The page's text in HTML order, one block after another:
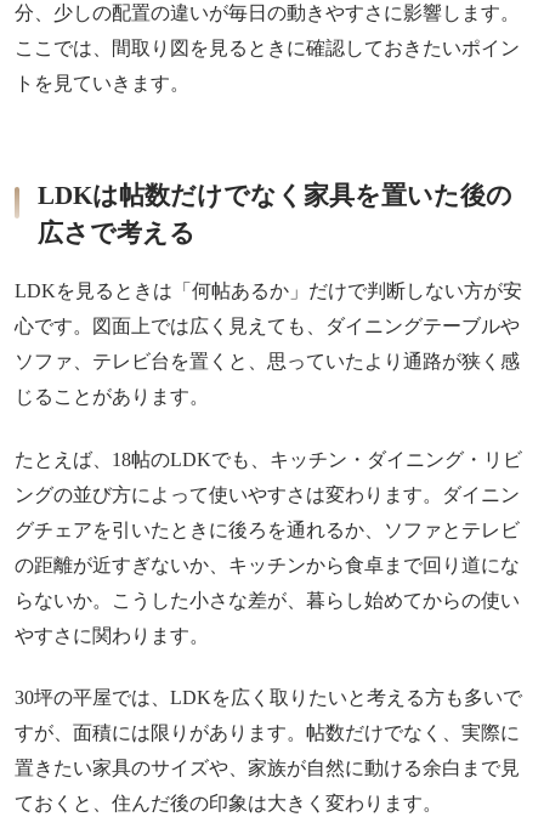
分、少しの配置の違いが毎日の動きやすさに影響します。
ここでは、間取り図を見るときに確認しておきたいポイン
トを見ていきます。
LDKは帖数だけでなく家具を置いた後の
広さで考える
LDKを見るときは「何帖あるか」だけで判断しない方が安
心です。図面上では広く見えても、ダイニングテーブルや
ソファ、テレビ台を置くと、思っていたより通路が狭く感
じることがあります。
たとえば、18帖のLDKでも、キッチン・ダイニング・リビ
ングの並び方によって使いやすさは変わります。ダイニン
グチェアを引いたときに後ろを通れるか、ソファとテレビ
の距離が近すぎないか、キッチンから食卓まで回り道にな
らないか。こうした小さな差が、暮らし始めてからの使い
やすさに関わります。
30坪の平屋では、LDKを広く取りたいと考える方も多いで
すが、面積には限りがあります。帖数だけでなく、実際に
置きたい家具のサイズや、家族が自然に動ける余白まで見
ておくと、住んだ後の印象は大きく変わります。